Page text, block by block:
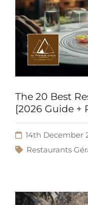
The 20 Best
[2026 Guide +
14th December
Restaurants